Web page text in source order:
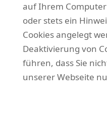
auf Ihrem
oder stets ein
Cookies angelegt
Deaktivierung von
führen, dass Sie
unserer Webseite